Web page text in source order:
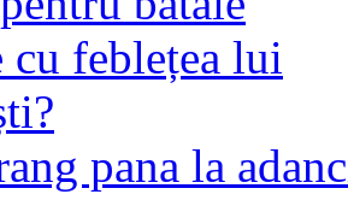
cu feblețea lui
pana la